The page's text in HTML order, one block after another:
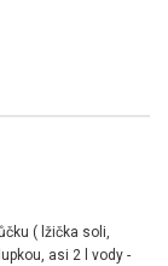
( lžička soli,
asi 2 l vody -